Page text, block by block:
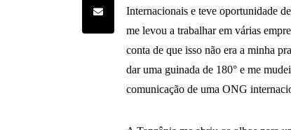
Share by e-mailInternacionais e teve oportunidade
me levou a trabalhar em várias
conta de que isso não era a minha
dar uma guinada de 180° e me
comunicação de uma ONG